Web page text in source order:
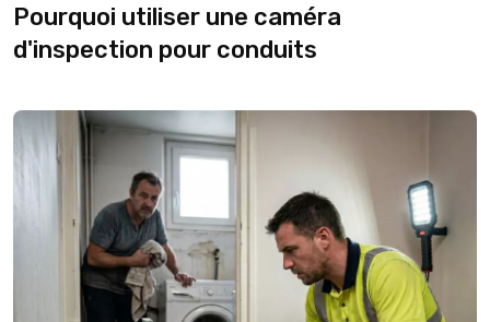
Pourquoi utiliser une caméra
d'inspection pour conduits